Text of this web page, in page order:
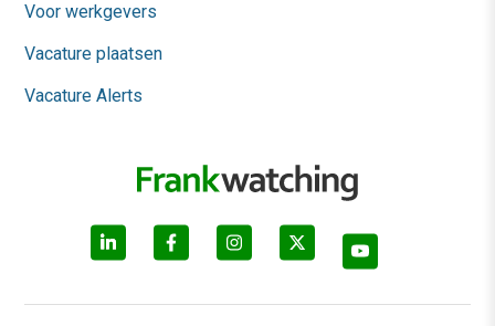
Voor werkgevers
Vacature plaatsen
Vacature Alerts